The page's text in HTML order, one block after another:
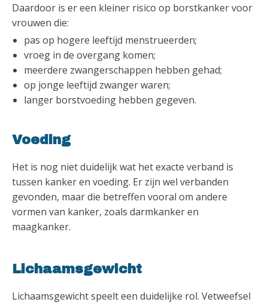
Daardoor is er een kleiner risico op borstkanker voor
vrouwen die:
pas op hogere leeftijd menstrueerden;
vroeg in de overgang komen;
meerdere zwangerschappen hebben gehad;
op jonge leeftijd zwanger waren;
langer borstvoeding hebben gegeven.
Voeding
Het is nog niet duidelijk wat het exacte verband is
tussen kanker en voeding. Er zijn wel verbanden
gevonden, maar die betreffen vooral om andere
vormen van kanker, zoals darmkanker en
maagkanker.
Lichaamsgewicht
Lichaamsgewicht speelt een duidelijke rol. Vetweefsel